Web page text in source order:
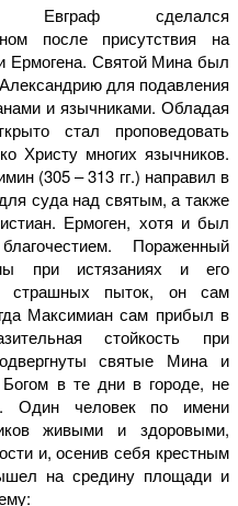
Евграф сделался
после присутствия на
Ермогена. Святой Мина был
для подавления
и язычниками. Обладая
стал проповедовать
Христу многих язычников.
(305 – 313 гг.) направил в
суда над святым, а также
Ермоген, хотя и был
Пораженный
при истязаниях и его
страшных пыток, он сам
Максимиан сам прибыл в
стойкость при
святые Мина и
в те дни в городе, не
Один человек по имени
живыми и здоровыми,
и, осенив себя крестным
на средину площади и